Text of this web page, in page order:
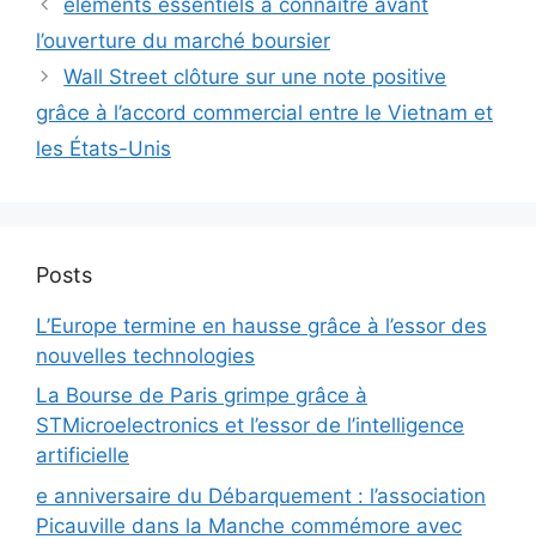
l’ouverture du marché boursier
Wall Street clôture sur une note positive
grâce à l’accord commercial entre le Vietnam et
les États-Unis
Posts
L’Europe termine en hausse grâce à l’essor des
nouvelles technologies
La Bourse de Paris grimpe grâce à
STMicroelectronics et l’essor de l’intelligence
artificielle
e anniversaire du Débarquement : l’association
Picauville dans la Manche commémore avec